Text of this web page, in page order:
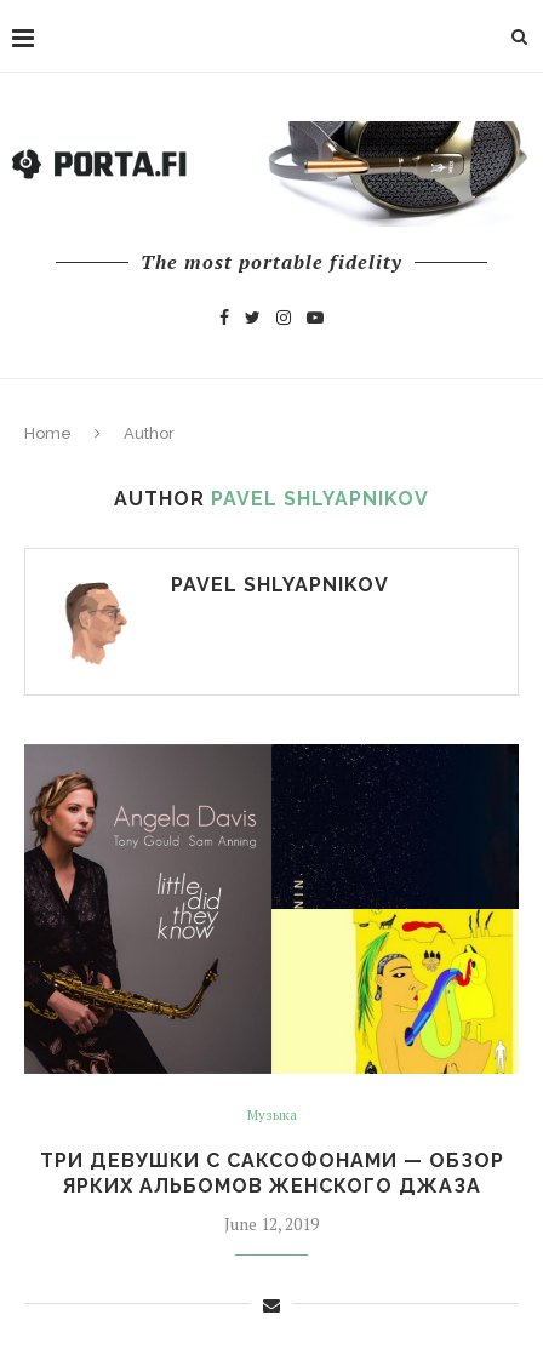
The most portable fidelity
Home Author
AUTHOR PAVEL SHLYAPNIKOV
PAVEL SHLYAPNIKOV
Музыка
ТРИ ДЕВУШКИ С САКСОФОНАМИ — ОБЗОР
ЯРКИХ АЛЬБОМОВ ЖЕНСКОГО ДЖАЗА
June 12, 2019